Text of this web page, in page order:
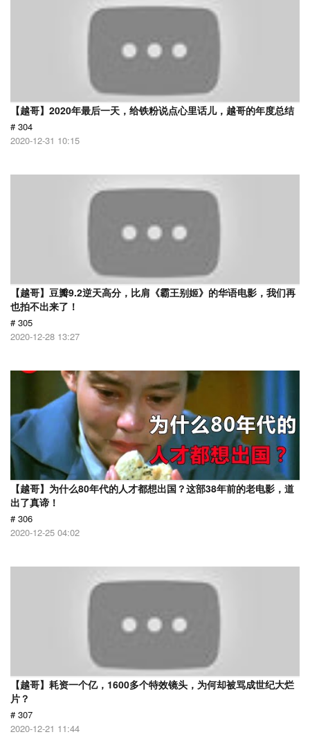
【越哥】2020年最后一天，给铁粉说点心里话儿，越哥的年度总结
# 304
2020-12-31 10:15
【越哥】豆瓣9.2逆天高分，比肩《霸王别姬》的华语电影，我们再
也拍不出来了！
# 305
2020-12-28 13:27
【越哥】为什么80年代的人才都想出国？这部38年前的老电影，道
出了真谛！
# 306
2020-12-25 04:02
【越哥】耗资一个亿，1600多个特效镜头，为何却被骂成世纪大烂
片？
# 307
2020-12-21 11:44